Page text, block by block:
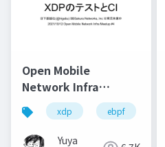
Open Mobile
Network Infra
Meetup #4 XDPのテス
トとCI
xdp ebpf
Yuya